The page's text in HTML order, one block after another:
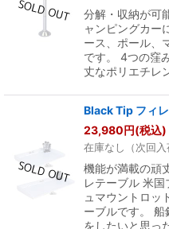
分解・収納が可
ャンピングカー
ース、ポール、
です。 4つの窪
丈なポリエチレ
Black Tip フィ
23,980円(税込)
在庫なし（次回入
機能が満載の頑
レテーブル 米
ュマウントロッ
ーブルです。 船
をしたいと思っ